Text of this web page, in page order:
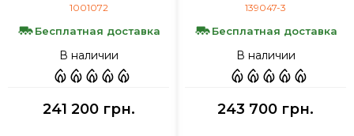
1001072
Бесплатная доставка
В наличии
241 200 грн.
139047-3
Бесплатная доставка
В наличии
243 700 грн.